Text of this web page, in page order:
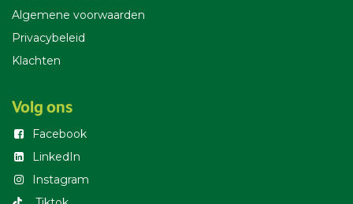
Algemene voorwaarden
Privacybeleid
Klachten
Volg ons
Facebook
LinkedIn
Instagram